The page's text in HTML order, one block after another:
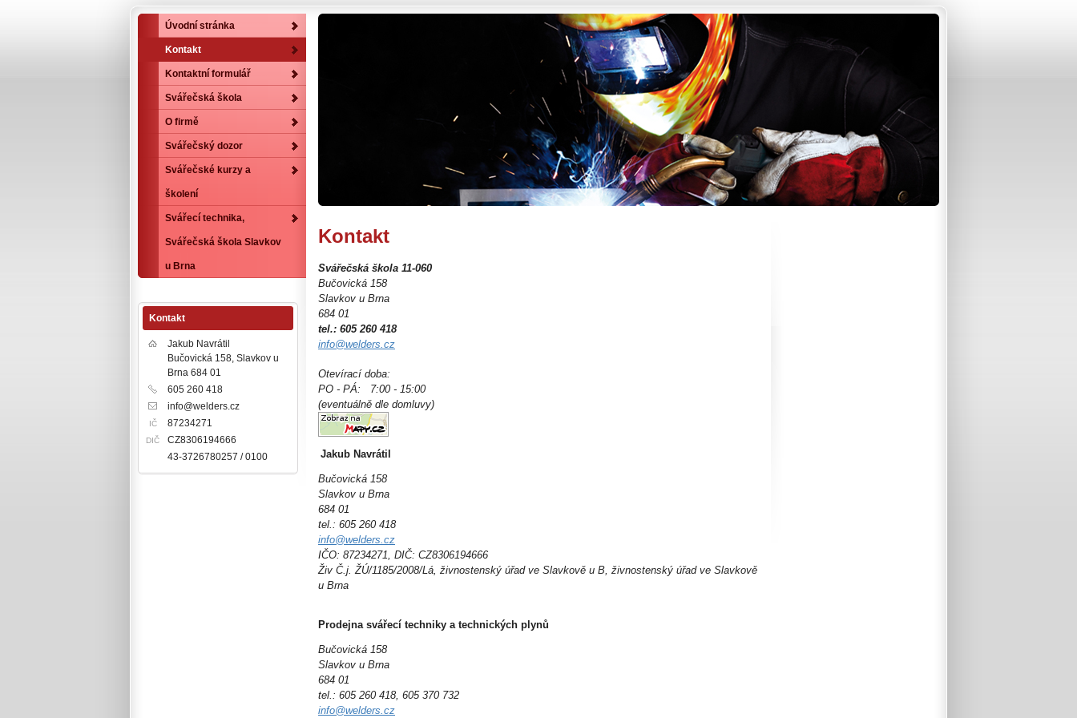
Kontakt
Svářečská škola 11-060
Bučovická 158
Slavkov u Brna
684 01
tel.: 605 260 418
info@welders.cz
Otevírací doba:
PO - PÁ: 7:00 - 15:00
(eventuálně dle domluvy)
Jakub Navrátil
Bučovická 158
Slavkov u Brna
684 01
tel.: 605 260 418
info@welders.cz
IČO: 87234271, DIČ: CZ8306194666
Živ Č.j. ŽÚ/1185/2008/Lá, živnostenský úřad ve Slavkově u B, živnostenský úřad ve Slavkově
u Brna
Prodejna svářecí techniky a technických plynů
Bučovická 158
Slavkov u Brna
684 01
tel.: 605 260 418, 605 370 732
info@welders.cz
Úvodní stránka
Kontakt
Kontaktní formulář
Svářečská škola
O firmě
Svářečský dozor
Svářečské kurzy a
školení
Svářecí technika,
Svářečská škola Slavkov
u Brna
Kontakt
Jakub Navrátil
Bučovická 158, Slavkov u
Brna 684 01
605 260 418
info@welders.cz
IČ 87234271
DIČ
CZ8306194666
43-3726780257 / 0100